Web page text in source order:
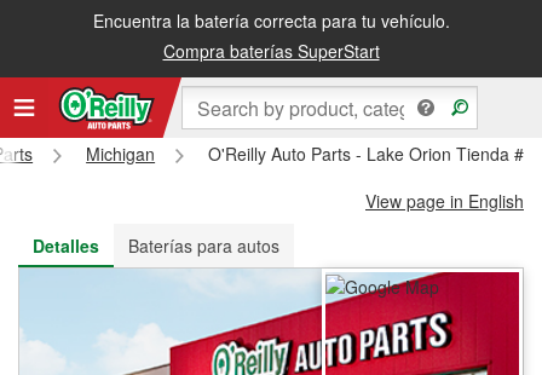
Encuentra la batería correcta para tu vehículo.
Compra baterías SuperStart
Recibe tu orden gratis al día siguiente o recógela en la tienda
Michigan
O'Reilly Auto Parts - Lake Orion Tienda
View page in English
Detalles
Baterías para autos